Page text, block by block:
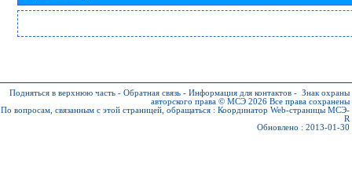
Подняться в верхнюю часть - Обратная связь - Информация для контактов - Знак охраны
авторского права © МСЭ 2026 Все права сохранены
По вопросам, связанным с этой страницей, обращаться : Координатор Web-страницы МСЭ-
R
Обновлено : 2013-01-30